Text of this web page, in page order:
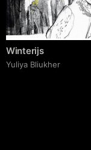
Winterijs
Yuliya Bliukher